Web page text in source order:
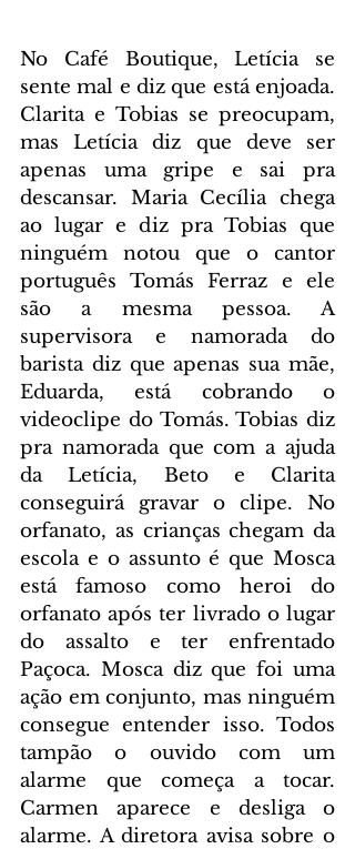
No Café Boutique, Letícia se
sente mal e diz que está enjoada.
Clarita e Tobias se preocupam,
mas Letícia diz que deve ser
apenas uma gripe e sai pra
descansar. Maria Cecília chega
ao lugar e diz pra Tobias que
ninguém notou que o cantor
português Tomás Ferraz e ele
são a mesma pessoa. A
supervisora e namorada do
barista diz que apenas sua mãe,
Eduarda, está cobrando o
videoclipe do Tomás. Tobias diz
pra namorada que com a ajuda
da Letícia, Beto e Clarita
conseguirá gravar o clipe. No
orfanato, as crianças chegam da
escola e o assunto é que Mosca
está famoso como heroi do
orfanato após ter livrado o lugar
do assalto e ter enfrentado
Paçoca. Mosca diz que foi uma
ação em conjunto, mas ninguém
consegue entender isso. Todos
tampão o ouvido com um
alarme que começa a tocar.
Carmen aparece e desliga o
alarme. A diretora avisa sobre o